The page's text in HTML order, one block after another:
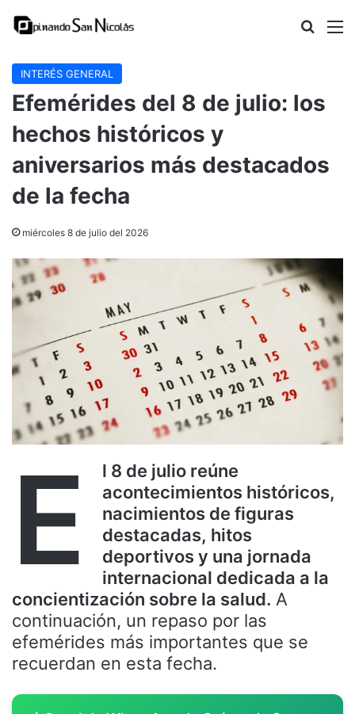
Buscar
INTERÉS GENERAL
Efemérides del 8 de julio: los
hechos históricos y
aniversarios más destacados
de la fecha
miércoles 8 de julio del 2026
E
l 8 de julio reúne
acontecimientos históricos,
nacimientos de figuras
destacadas, hitos
deportivos y una jornada
internacional dedicada a la
concientización sobre la salud. A
continuación, un repaso por las
efemérides más importantes que se
recuerdan en esta fecha.